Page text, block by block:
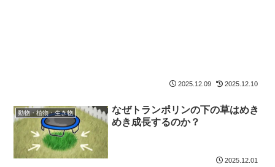
2025.12.09 2025.12.10
動物・植物・生き物
なぜトランポリンの下の草はめき
めき成長するのか？
2025.12.01